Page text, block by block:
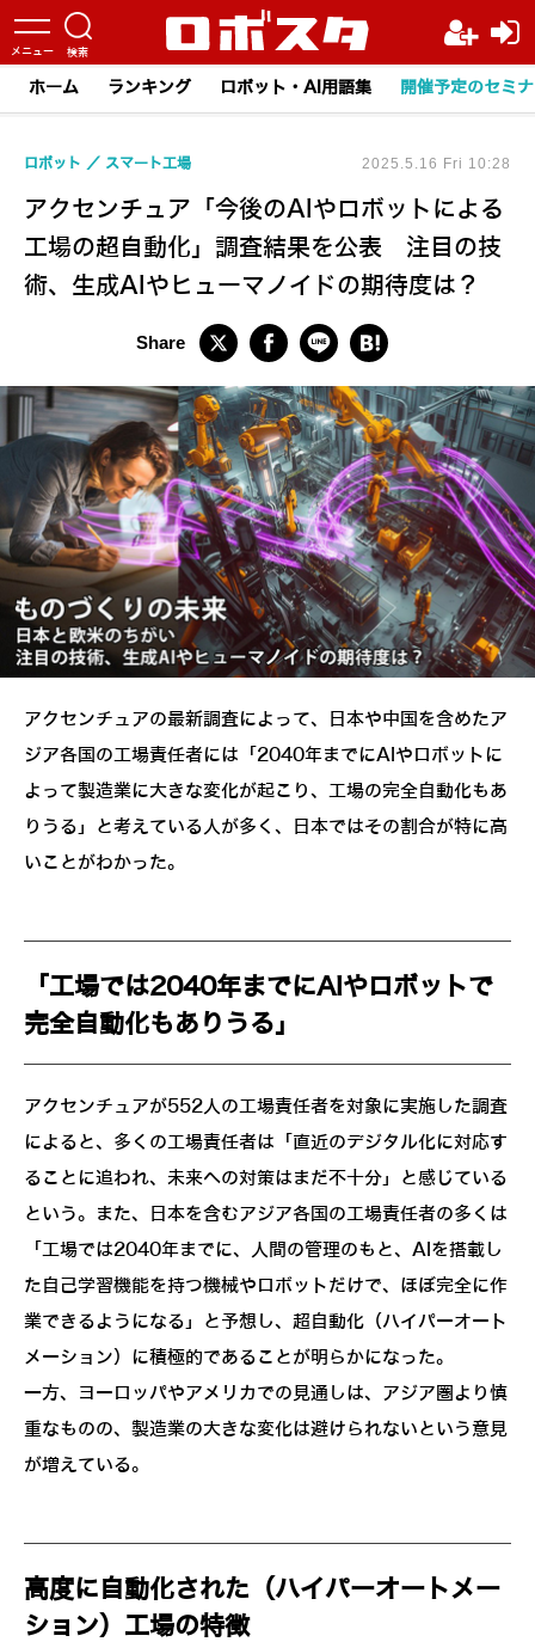
ホーム ランキング ロボット・AI用語集 開催予定のセミ
アクセンチュア「今後のAIやロボットによる
工場の超自動化」調査結果を公表 注目の技
術、生成AIやヒューマノイドの期待度は？
ロボット スマート工場 2025.5.16 Fri 10:28
アクセンチュアの最新調査によって、日本や中国を含めたア
ジア各国の工場責任者には「2040年までにAIやロボットに
よって製造業に大きな変化が起こり、工場の完全自動化もあ
りうる」と考えている人が多く、日本ではその割合が特に高
いことがわかった。
「工場では2040年までにAIやロボットで
完全自動化もありうる」
アクセンチュアが552人の工場責任者を対象に実施した調査
によると、多くの工場責任者は「直近のデジタル化に対応す
ることに追われ、未来への対策はまだ不十分」と感じている
という。また、日本を含むアジア各国の工場責任者の多くは
「工場では2040年までに、人間の管理のもと、AIを搭載し
た自己学習機能を持つ機械やロボットだけで、ほぼ完全に作
業できるようになる」と予想し、超自動化（ハイパーオート
メーション）に積極的であることが明らかになった。
一方、ヨーロッパやアメリカでの見通しは、アジア圏より慎
重なものの、製造業の大きな変化は避けられないという意見
が増えている。
高度に自動化された（ハイパーオートメー
ション）工場の特徴